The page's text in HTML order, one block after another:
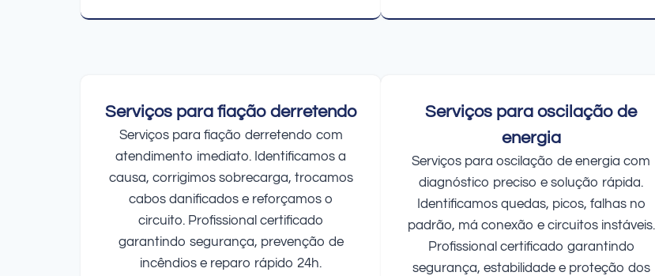
Serviços para fiação derretendo
Serviços para fiação derretendo com
atendimento imediato. Identificamos a
causa, corrigimos sobrecarga, trocamos
cabos danificados e reforçamos o
circuito. Profissional certificado
garantindo segurança, prevenção de
incêndios e reparo rápido 24h.
Serviços para oscilação de
energia
Serviços para oscilação de energia com
diagnóstico preciso e solução rápida.
Identificamos quedas, picos, falhas no
padrão, má conexão e circuitos instáveis.
Profissional certificado garantindo
segurança, estabilidade e proteção dos